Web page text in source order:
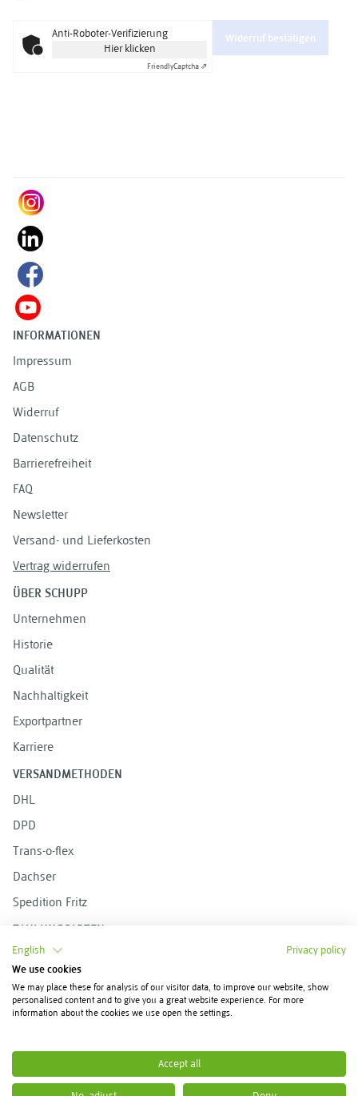
Anti-Roboter-Verifizierung
Hier klicken
FriendlyCaptcha ⇗
Widerruf bestätigen
INFORMATIONEN
Impressum
AGB
Widerruf
Datenschutz
Barrierefreiheit
FAQ
Newsletter
Versand- und Lieferkosten
Vertrag widerrufen
ÜBER SCHUPP
Unternehmen
Historie
Qualität
Nachhaltigkeit
Exportpartner
Karriere
VERSANDMETHODEN
DHL
DPD
Trans-o-flex
Dachser
Spedition Fritz
ZAHLUNGSARTEN
Rechnung
Vorkasse
PayPal
© 2026 Schupp.SHOP | Alle Rechte vorbehalten *Alle Preise zzgl. Versandkosten
English Privacy policy
We use cookies
We may place these for analysis of our visitor data, to improve our website, show
personalised content and to give you a great website experience. For more
information about the cookies we use open the settings.
Accept all